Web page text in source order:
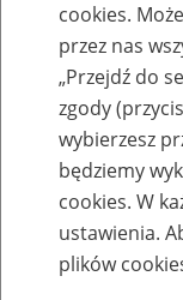
Rejestr
2019-07-4
Zaktualizowano
interfejsowego -
Anna Borowska
cookies.
przez nas
„Przejdź do
zgody
wybierzesz
będziemy
cookies. W
ustawienia.
plików